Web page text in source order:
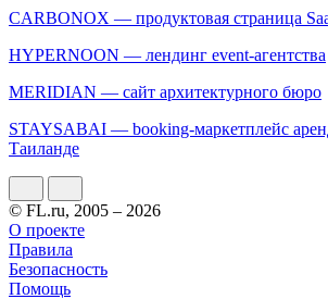
CARBONOX — продуктовая страница
HYPERNOON — лендинг event-агентства
MERIDIAN — сайт архитектурного бюро
STAYSABAI — booking-маркетплейс
Таиланде
© FL.ru, 2005 – 2026
О проекте
Правила
Безопасность
Помощь